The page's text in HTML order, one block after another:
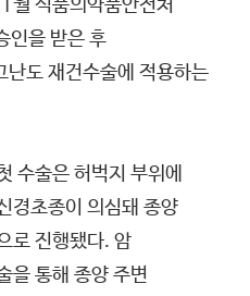
월 식품의약품안전처
인을 받은 후
난도 재건수술에 적용하는
수술은 허벅지 부위에
경초종이 의심돼 종양
로 진행됐다. 암
을 통해 종양 주변